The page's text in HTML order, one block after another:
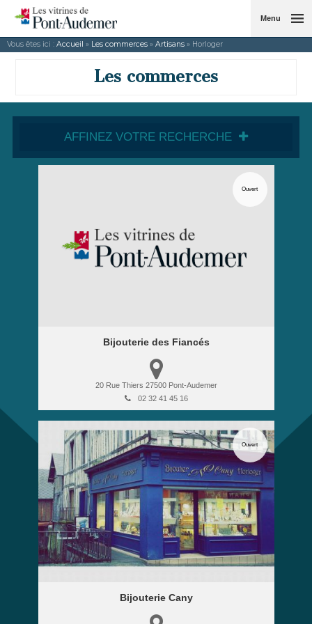
Menu
Vous êtes ici : Accueil » Les commerces » Artisans » Horloger
Les commerces
AFFINEZ VOTRE RECHERCHE
Bijouterie des Fiancés
20 Rue Thiers 27500 Pont-Audemer
02 32 41 45 16
Ouvert
Bijouterie Cany
Ouvert